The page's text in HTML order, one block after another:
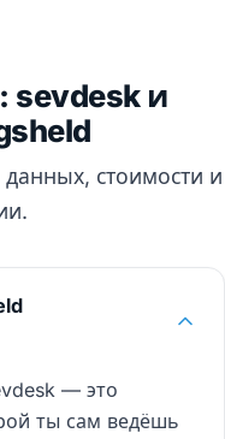
sevdesk и
стоимости и
— это
ты сам ведёшь